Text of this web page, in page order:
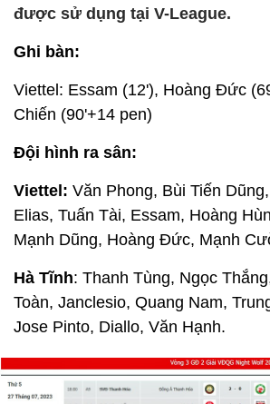
được sử dụng tại V-League.
Ghi bàn:
Viettel: Essam (12'), Hoàng Đức
Chiến (90'+14 pen)
Đội hình ra sân:
Viettel: Văn Phong, Bùi Tiến
Elias, Tuấn Tài, Essam, Hoàng
Mạnh Dũng, Hoàng Đức, Mạnh
Hà Tĩnh: Thanh Tùng, Ngọc
Toàn, Janclesio, Quang Nam,
Jose Pinto, Diallo, Văn Hạnh.